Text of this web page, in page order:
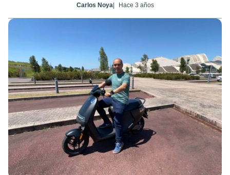
Carlos Noya Hace 3 años